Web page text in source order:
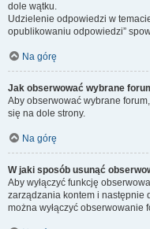
dole wątku.
Udzielenie odpowiedzi w
opublikowaniu odpowiedzi”
Na górę
Jak obserwować wybrane
Aby obserwować wybrane
się na dole strony.
Na górę
W jaki sposób usunąć
Aby wyłączyć funkcję
zarządzania kontem i następnie
można wyłączyć obserwowanie